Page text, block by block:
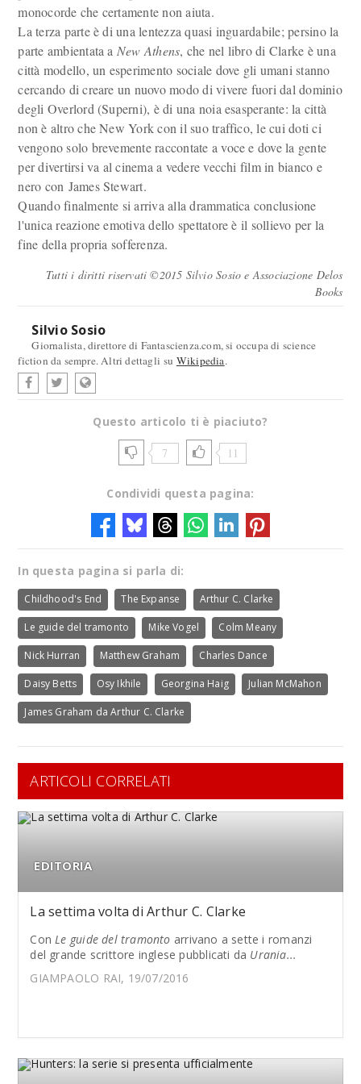
monocorde che certamente non aiuta.
La terza parte è di una lentezza quasi inguardabile; persino la
parte ambientata a New Athens, che nel libro di Clarke è una
città modello, un esperimento sociale dove gli umani stanno
cercando di creare un nuovo modo di vivere fuori dal dominio
degli Overlord (Superni), è di una noia esasperante: la città
non è altro che New York con il suo traffico, le cui doti ci
vengono solo brevemente raccontate a voce e dove la gente
per divertirsi va al cinema a vedere vecchi film in bianco e
nero con James Stewart.
Quando finalmente si arriva alla drammatica conclusione
l'unica reazione emotiva dello spettatore è il sollievo per la
fine della propria sofferenza.
Tutti i diritti riservati ©2015 Silvio Sosio e Associazione Delos
Books
Silvio Sosio
Giornalista, direttore di Fantascienza.com, si occupa di science
fiction da sempre. Altri dettagli su Wikipedia.
Questo articolo ti è piaciuto?
7 11
Condividi questa pagina:
In questa pagina si parla di:
Childhood's End The Expanse Arthur C. Clarke
Le guide del tramonto Mike Vogel Colm Meany
Nick Hurran Matthew Graham Charles Dance
Daisy Betts Osy Ikhile Georgina Haig Julian McMahon
James Graham da Arthur C. Clarke
ARTICOLI CORRELATI
EDITORIA
La settima volta di Arthur C. Clarke
ConLe guide del tramonto arrivano a sette i romanzi
del grande scrittore inglese pubblicati da Urania...
GIAMPAOLO RAI, 19/07/2016